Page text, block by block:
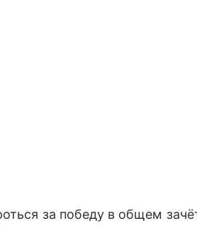
за победу в общем